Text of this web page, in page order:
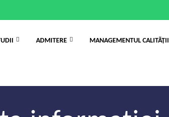
ADMITERE MANAGEMENTUL CALITĂȚII